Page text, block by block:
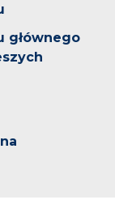
głównego